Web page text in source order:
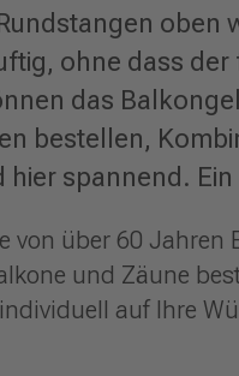
oben
ohne dass
das
bestellen,
hier spannend.
von über 60
und Zäune
auf Ihre